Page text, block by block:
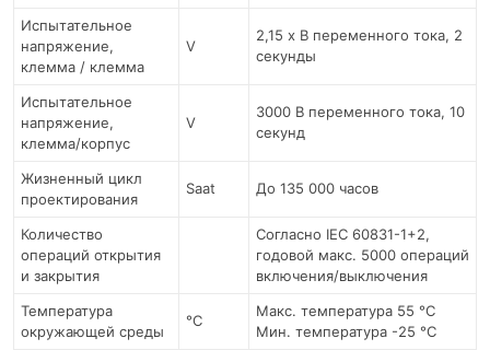
Испытательное
напряжение,
клемма / клемма
V
2,15 x В переменного тока, 2
секунды
Испытательное
напряжение,
клемма/корпус
V
3000 В переменного тока, 10
секунд
Жизненный цикл
проектирования
Saat До 135 000 часов
Количество
операций открытия
и закрытия
Согласно IEC 60831-1+2,
годовой макс. 5000 операций
включения/выключения
Температура
окружающей среды
°C
Макс. температура 55 °C
Мин. температура -25 °С